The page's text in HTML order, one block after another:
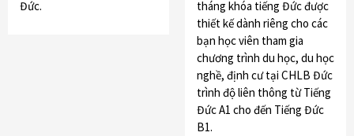
Đức.
tháng khóa tiếng Đức được
thiết kế dành riêng cho các
bạn học viên tham gia
chương trình du học, du học
nghề, định cư tại CHLB Đức
trình độ liên thông từ Tiếng
Đức A1 cho đến Tiếng Đức
B1.